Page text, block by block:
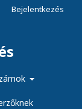
Bejelentkezés